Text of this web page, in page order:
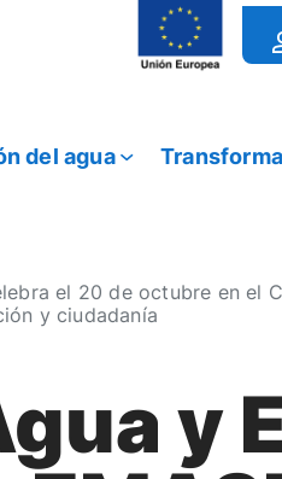
del agua
el 20 de octubre en
y ciudadanía
y